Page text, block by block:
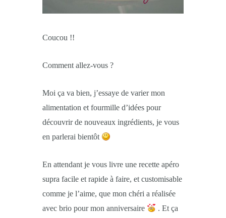
Coucou !!
Comment allez-vous ?
Moi ça va bien, j’essaye de varier mon
alimentation et fourmille d’idées pour
découvrir de nouveaux ingrédients, je vous
en parlerai bientôt
En attendant je vous livre une recette apéro
supra facile et rapide à faire, et customisable
comme je l’aime, que mon chéri a réalisée
avec brio pour mon anniversaire
. Et ça